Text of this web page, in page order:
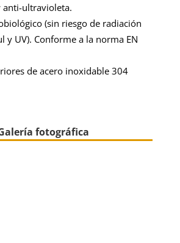
anti-ultravioleta.
(sin riesgo de radiación
y UV). Conforme a la norma EN
de acero inoxidable 304
fotográfica